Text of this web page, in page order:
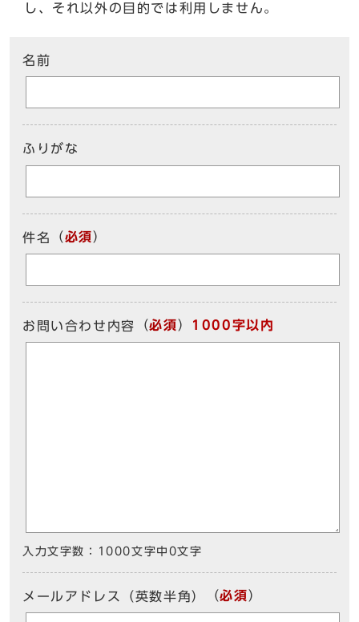
し、それ以外の目的では利用しません。
名前
ふりがな
件名 （必須）
お問い合わせ内容 （必須） 1000字以内
入力文字数： 1000文字中 0文字
メールアドレス（英数半角） （必須）